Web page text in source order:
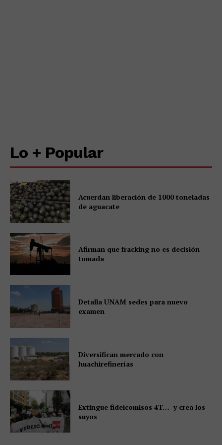
Lo + Popular
Acuerdan liberación de 1000 toneladas
de aguacate
Afirman que fracking no es decisión
tomada
Detalla UNAM sedes para nuevo
examen
Diversifican mercado con
huachirefinerías
Extingue fideicomisos 4T… y crea los
suyos